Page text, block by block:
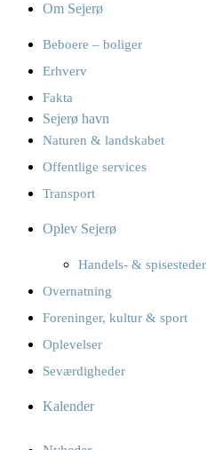
Om Sejerø
Beboere – boliger
Erhverv
Fakta
Sejerø havn
Naturen & landskabet
Offentlige services
Transport
Oplev Sejerø
Handels- & spisesteder
Overnatning
Foreninger, kultur & sport
Oplevelser
Seværdigheder
Kalender